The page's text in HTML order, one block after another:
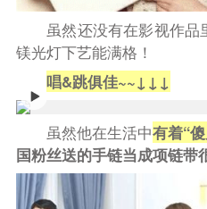
虽然还没有在影视作
镁光灯下艺能满格！
唱&跳俱佳~~↓↓↓
虽然他在生活中有着“
国粉丝送的手链当成项链带